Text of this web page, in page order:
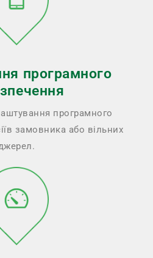
програмного
програмного
замовника або вільних